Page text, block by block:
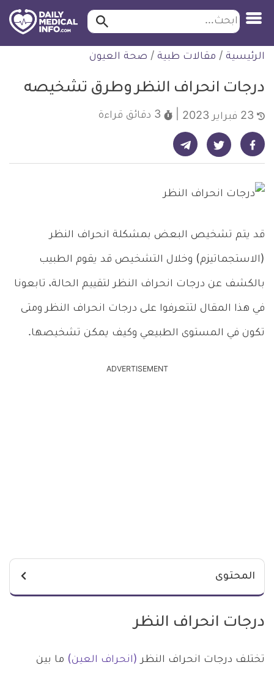
التخطي
للمحتوى
ابحث ابحث…
الرئيسية / مقالات طبية / صحة العيون
درجات انحراف النظر وطرق تشخيصه
3 دقائق قراءة
شارك على فيسبوك - ديلي ميديكال انفو شارك على تويتر - ديلي ميديكال انفو شارك على تيليجرام - ديلي ميديكال انفو
قد يتم تشخيص البعض بمشكلة انحراف النظر
(الاستجماتيزم) وخلال التشخيص قد يقوم الطبيب
بالكشف عن درجات انحراف النظر لتقييم الحالة، تابعونا
في هذا المقال لتتعرفوا على درجات انحراف النظر ومتى
تكون في المستوى الطبيعي وكيف يمكن تشخيصها.
ADVERTISEMENT
المحتوى
درجات انحراف النظر
تختلف درجات انحراف النظر (انحراف العين) ما بين